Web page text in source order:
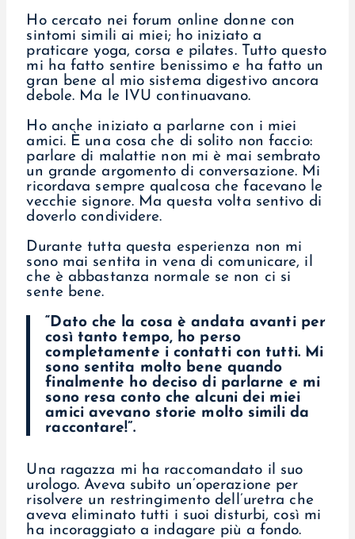
Ho cercato nei forum online donne con
sintomi simili ai miei; ho iniziato a
praticare yoga, corsa e pilates. Tutto questo
mi ha fatto sentire benissimo e ha fatto un
gran bene al mio sistema digestivo ancora
debole. Ma le IVU continuavano.
Ho anche iniziato a parlarne con i miei
amici. È una cosa che di solito non faccio:
parlare di malattie non mi è mai sembrato
un grande argomento di conversazione. Mi
ricordava sempre qualcosa che facevano le
vecchie signore. Ma questa volta sentivo di
doverlo condividere.
Durante tutta questa esperienza non mi
sono mai sentita in vena di comunicare, il
che è abbastanza normale se non ci si
sente bene.
“Dato che la cosa è andata avanti per
così tanto tempo, ho perso
completamente i contatti con tutti. Mi
sono sentita molto bene quando
finalmente ho deciso di parlarne e mi
sono resa conto che alcuni dei miei
amici avevano storie molto simili da
raccontare!”.
Una ragazza mi ha raccomandato il suo
urologo. Aveva subito un’operazione per
risolvere un restringimento dell’uretra che
aveva eliminato tutti i suoi disturbi, così mi
ha incoraggiato a indagare più a fondo.